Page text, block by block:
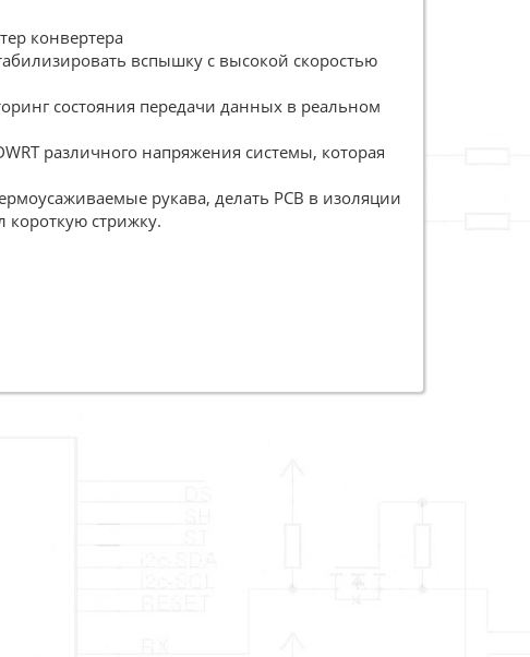
конвертера
вспышку с высокой скоростью
состояния передачи данных в реальном
различного напряжения системы, которая
рукава, делать PCB в изоляции
короткую стрижку.